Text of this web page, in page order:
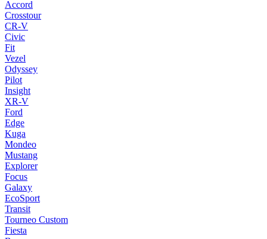
Accord
Crosstour
CR-V
Civic
Fit
Vezel
Odyssey
Pilot
Insight
XR-V
Ford
Edge
Kuga
Mondeo
Mustang
Explorer
Focus
Galaxy
EcoSport
Transit
Tourneo Custom
Fiesta